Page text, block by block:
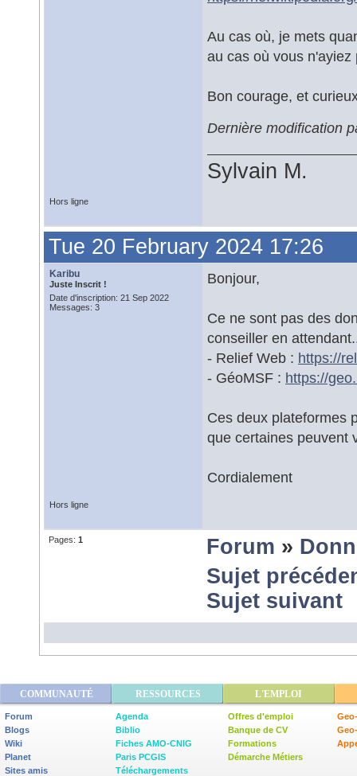
Au cas où, je mets
au cas où vous
Bon courage, et
Dernière modification
Sylvain M.
Hors ligne
Tue 20 February 2024 17:26
Karibu
Juste Inscrit !
Date d'inscription: 21 Sep 2022
Messages: 3
Bonjour,
Ce ne sont pas des
conseiller en
- Relief Web : https://
- GéoMSF : https://
Ces deux plateformes
que certaines peuvent
Cordialement
Hors ligne
Pages: 1 Forum »
Sujet
Sujet suivant
COMMUNAUTÉ RESSOURCES L'EMPLOI
Forum
Blogs
Wiki
Planet
Sites amis
Agenda
Biblio
Fiches AMO-CNIG
Paris PCGIS
Téléchargements
Offres d'emploi
Banque de CV
Formations
Démarche Métiers